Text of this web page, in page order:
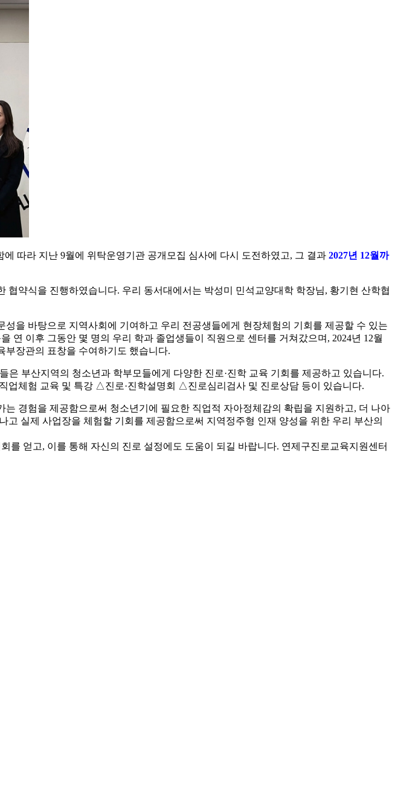
따라 지난 9월에 위탁운영기관 공개모집 심사에 다시 도전하였고, 그 결과 2027년 12월까
약식을 진행하였습니다. 우리 동서대에서는 박성미 민석교양대학 학장님, 황기현 산학협
을 바탕으로 지역사회에 기여하고 우리 전공생들에게 현장체험의 기회를 제공할 수 있는
연 이후 그동안 몇 명의 우리 학과 졸업생들이 직원으로 센터를 거쳐갔으며, 2024년 12월
부장관의 표창을 수여하기도 했습니다.
은 부산지역의 청소년과 학부모들에게 다양한 진로·진학 교육 기회를 제공하고 있습니다.
체험 교육 및 특강 △진로·진학설명회 △진로심리검사 및 진로상담 등이 있습니다.
경험을 제공함으로써 청소년기에 필요한 직업적 자아정체감의 확립을 지원하고, 더 나아
실제 사업장을 체험할 기회를 제공함으로써 지역정주형 인재 양성을 위한 우리 부산의
얻고, 이를 통해 자신의 진로 설정에도 도움이 되길 바랍니다. 연제구진로교육지원센터